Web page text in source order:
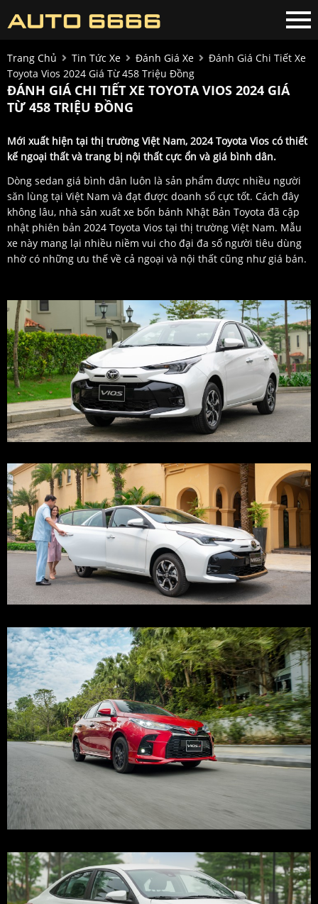
Trang Chủ Tin Tức Xe Đánh Giá Xe
Đánh Giá Chi Tiết Xe
Toyota Vios 2024 Giá Từ 458 Triệu Đồng
ĐÁNH GIÁ CHI TIẾT XE TOYOTA VIOS 2024 GIÁ
TỪ 458 TRIỆU ĐỒNG
Mới xuất hiện tại thị trường Việt Nam, 2024 Toyota Vios có thiết
kế ngoại thất và trang bị nội thất cực ổn và giá bình dân.
Dòng sedan giá bình dân luôn là sản phẩm được nhiều người
săn lùng tại Việt Nam và đạt được doanh số cực tốt. Cách đây
không lâu, nhà sản xuất xe bốn bánh Nhật Bản Toyota đã cập
nhật phiên bản 2024 Toyota Vios tại thị trường Việt Nam. Mẫu
xe này mang lại nhiều niềm vui cho đại đa số người tiêu dùng
nhờ có những ưu thế về cả ngoại và nội thất cũng như giá bán.